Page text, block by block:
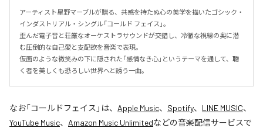
アーティスト星野マーブルが贈る、共感を持たぬ心の美学を描いたゴシック・
インダストリアル・シングル「コールド フェイス」。
歪んだ電子音と荘厳なオーケストラサウンドが交錯し、冷徹な視線の奥に潜
む圧倒的な自己愛と支配欲を音楽で表現。
仮面のような微笑みの下に隠された「感情なき心」というテーマを通して、聴
く者を美しくも恐ろしい世界へと誘う一曲。
なお「コールドフェイス 」は、 Apple Music、 Spotify、 LINE MUSIC、
YouTube Music、 Amazon Music Unlimitedなどの音楽配信サービスで